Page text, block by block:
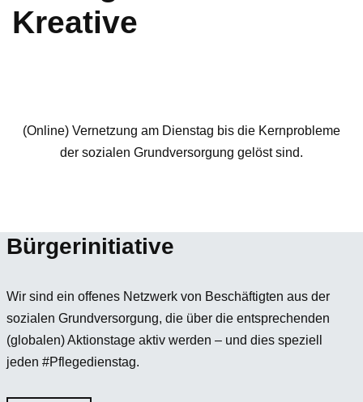
Kreative
(Online) Vernetzung am Dienstag bis die Kernprobleme
der sozialen Grundversorgung gelöst sind.
Bürgerinitiative
Wir sind ein offenes Netzwerk von Beschäftigten aus der
sozialen Grundversorgung, die über die entsprechenden
(globalen) Aktionstage aktiv werden – und dies speziell
jeden #Pflegedienstag.